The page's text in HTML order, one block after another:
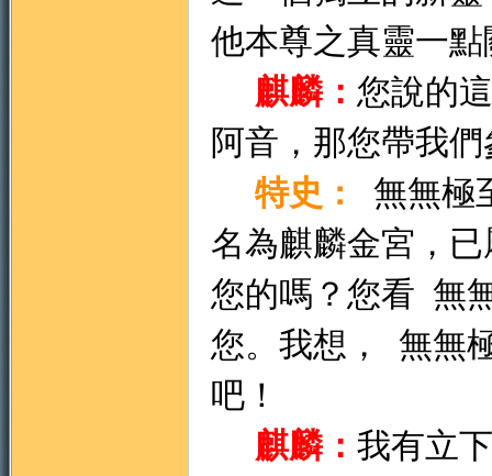
他本尊之真靈一
麒麟： 您說的
阿音，那您帶我
特史 ： 無無極
名為麒麟金宮，
您的嗎？您看 無
您。我想， 無無
吧！
麒麟： 我有立